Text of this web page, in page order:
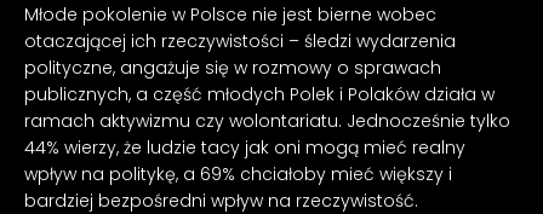
Młode pokolenie w Polsce nie jest bierne wobec
otaczającej ich rzeczywistości – śledzi wydarzenia
polityczne, angażuje się w rozmowy o sprawach
publicznych, a część młodych Polek i Polaków działa w
ramach aktywizmu czy wolontariatu. Jednocześnie tylko
44% wierzy, że ludzie tacy jak oni mogą mieć realny
wpływ na politykę, a 69% chciałoby mieć większy i
bardziej bezpośredni wpływ na rzeczywistość.